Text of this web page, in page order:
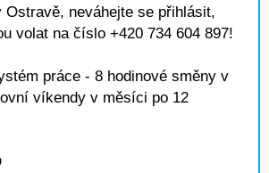
Ostravě, neváhejte se přihlásit,
volat na číslo +420 734 604 897!
práce - 8 hodinové směny v
víkendy v měsíci po 12